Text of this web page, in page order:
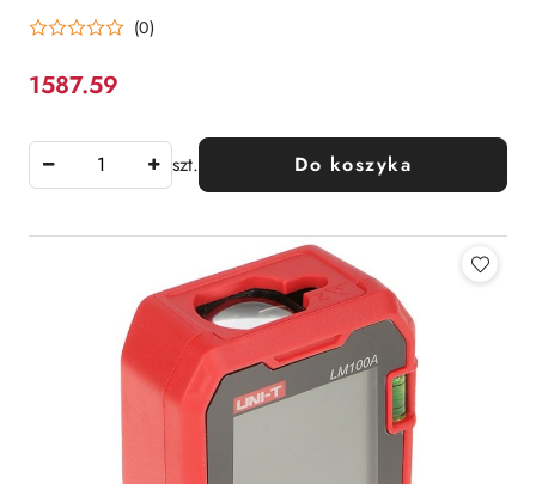
UNI-T
(0)
Cena:
1587.59
szt. Do koszyka